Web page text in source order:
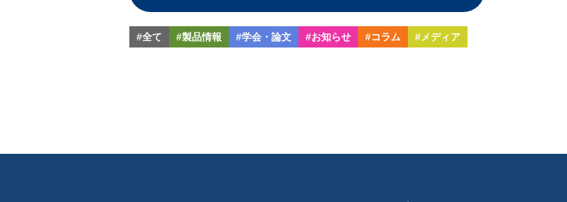
#全て #製品情報 #学会・論文 #お知らせ #コラム #メディア